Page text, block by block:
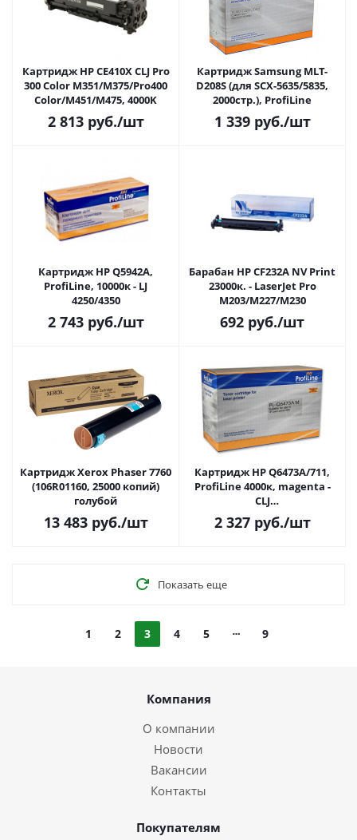
Картридж HP CE410X CLJ Pro
300 Color M351/M375/Pro400
Color/M451/M475, 4000K
2 813руб./шт
Картридж Samsung MLT-
D208S (для SCX-5635/5835,
2000стр.), ProfiLine
1 339руб./шт
Картридж HP Q5942A,
ProfiLine, 10000к - LJ
4250/4350
2 743руб./шт
Барабан HP CF232A NV Print
23000к. - LaserJet Pro
M203/M227/M230
692 руб./шт
Картридж Xerox Phaser 7760
(106R01160, 25000 копий)
голубой
13 483руб./шт
Картридж HP Q6473A/711,
ProfiLine 4000к, magenta -
CLJ
3505/3600/3600N/3600DN,3800/
LBP5300/LBP5360
2 327руб./шт
Показать еще
1 2 3 4 5 9
Компания
О компании
Новости
Вакансии
Контакты
Покупателям